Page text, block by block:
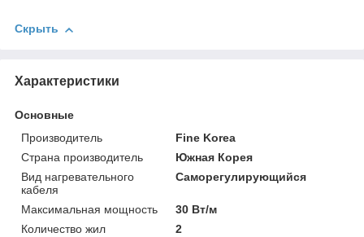
Скрыть
Характеристики
Основные
Производитель
Fine Korea
Страна производитель
Южная Корея
Вид нагревательного
кабеля
Саморегулирующийся
Максимальная мощность
30 Вт/м
Количество жил
2